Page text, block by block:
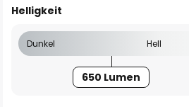
Helligkeit
Dunkel Hell
650 Lumen